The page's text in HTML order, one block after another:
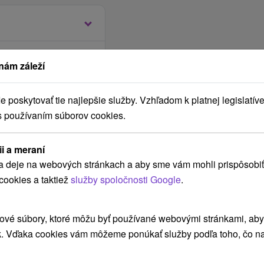
šalátový bufet) -
celkového
konkrétne
podľa výberu a
v šiestich
sa nachádza do
ktorej sú okrem
kaviareň,
Pre
lekára odporúčame
ubytovanie na
nie je výnimkou
procedúru, je z
záleží
poskytovať tie najlepšie služby. Vzhľadom k platnej
súborov cookies.
a meraní
deje na webových stránkach a aby sme vám mohli
a taktiež služby spoločnosti Google.
súbory, ktoré môžu byť používané webovými stránkami,
Vďaka cookies vám môžeme ponúkať služby podľa toho, čo